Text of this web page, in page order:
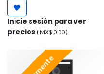
Inicie sesión para ver
precios ( MX$ 0.00)